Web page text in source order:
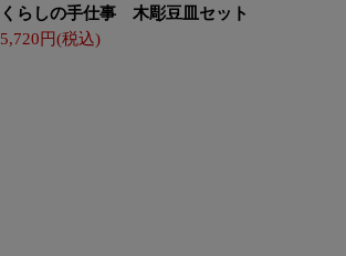
くらしの手仕事 木彫豆皿セット
5,720